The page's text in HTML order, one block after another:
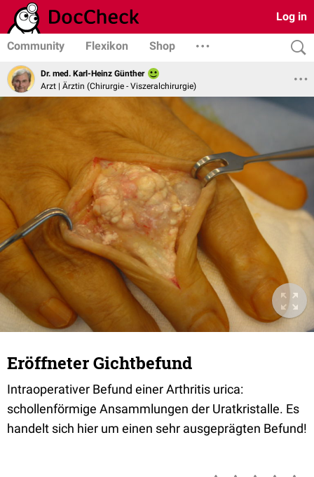
Log in
Community Flexikon Shop
Dr. med. Karl-Heinz Günther
Arzt | Ärztin (Chirurgie - Viszeralchirurgie)
Eröffneter Gichtbefund
Intraoperativer Befund einer Arthritis urica:
schollenförmige Ansammlungen der Uratkristalle. Es
handelt sich hier um einen sehr ausgeprägten Befund!